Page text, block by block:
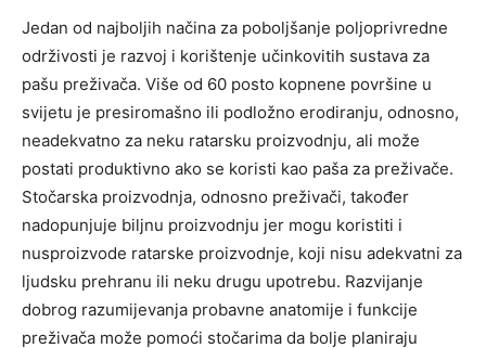
Jedan od najboljih načina za poboljšanje poljoprivredne
održivosti je razvoj i korištenje učinkovitih sustava za
pašu preživača. Više od 60 posto kopnene površine u
svijetu je presiromašno ili podložno erodiranju, odnosno,
neadekvatno za neku ratarsku proizvodnju, ali može
postati produktivno ako se koristi kao paša za preživače.
Stočarska proizvodnja, odnosno preživači, također
nadopunjuje biljnu proizvodnju jer mogu koristiti i
nusproizvode ratarske proizvodnje, koji nisu adekvatni za
ljudsku prehranu ili neku drugu upotrebu. Razvijanje
dobrog razumijevanja probavne anatomije i funkcije
preživača može pomoći stočarima da bolje planiraju